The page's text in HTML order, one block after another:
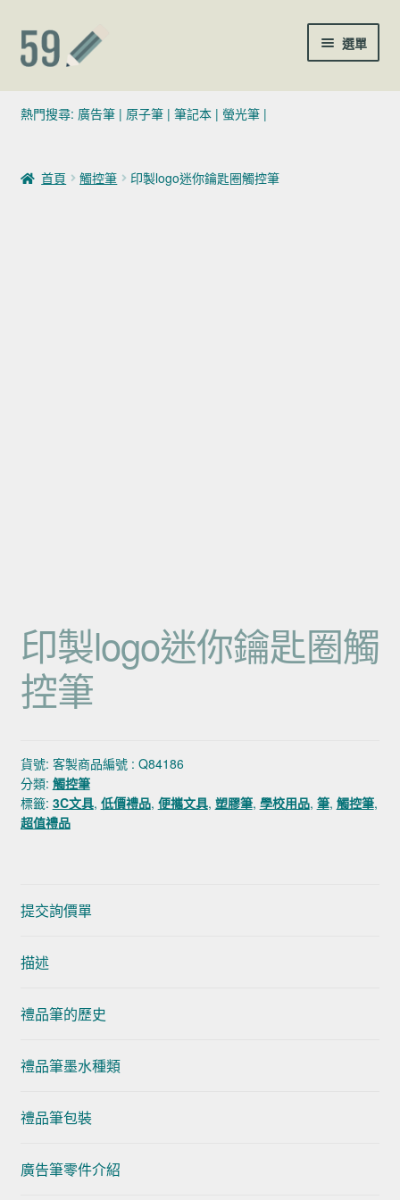
跳至導覽列
跳至主要內容 選單
(02)7729-4140
聯絡我們
熱門搜尋: 廣告筆| 原子筆| 筆記本| 螢光筆|
首頁 觸控筆 印製logo迷你鑰匙圈觸控筆
印製logo迷你鑰匙圈觸
控筆
貨號: 客製商品編號 : Q84186
分類: 觸控筆
標籤: 3C文具, 低價禮品, 便攜文具, 塑膠筆, 學校用品, 筆, 觸控筆,
超值禮品
提交詢價單
描述
禮品筆的歷史
禮品筆墨水種類
禮品筆包裝
廣告筆零件介紹